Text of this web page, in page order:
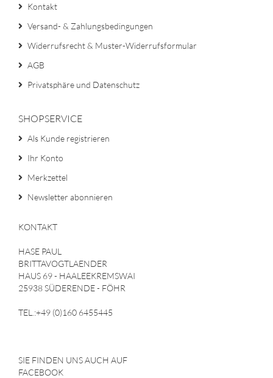
Kontakt
Versand- & Zahlungsbedingungen
Widerrufsrecht & Muster-Widerrufsformular
AGB
Privatsphäre und Datenschutz
SHOPSERVICE
Als Kunde registrieren
Ihr Konto
Merkzettel
Newsletter abonnieren
KONTAKT
HASE PAUL
BRITTAVOGTLAENDER
HAUS 69 - HAALEEKREMSWAI
25938 SÜDERENDE - FÖHR
TEL.:+49 (0)160 6455445
SIE FINDEN UNS AUCH AUF
FACEBOOK